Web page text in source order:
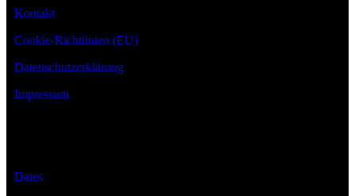
Kontakt
Cookie-Richtlinien (EU)
Datenschutzerklärung
Impressum
Dates